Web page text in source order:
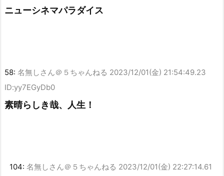
ニューシネマパラダイス
58: 名無しさん＠５ちゃんねる 2023/12/01(金) 21:54:49.23
ID:yy7EGyDb0
素晴らしき哉、人生！
104: 名無しさん＠５ちゃんねる 2023/12/01(金) 22:27:14.61